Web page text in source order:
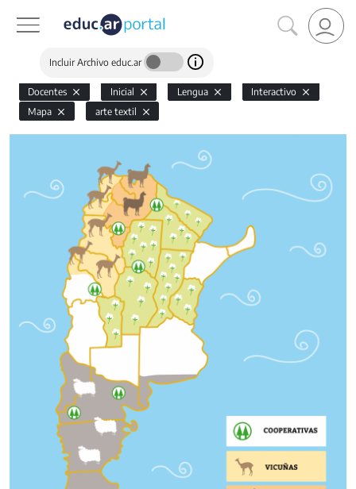
Incluir Archivo educ.ar
Docentes Inicial Lengua
Interactivo
Mapa
arte textil